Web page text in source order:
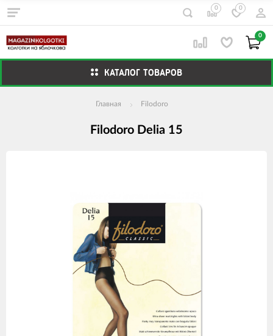
0 0
0
КАТАЛОГ ТОВАРОВ
Главная Filodoro
Filodoro Delia 15